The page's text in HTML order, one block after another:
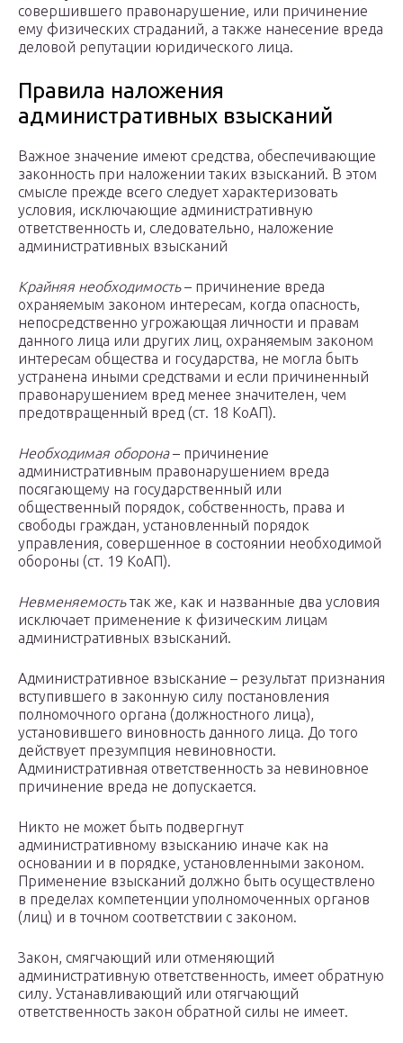
совершившего правонарушение, или причинение
ему физических страданий, а также нанесение вреда
деловой репутации юридического лица.
Правила наложения
административных взысканий
Важное значение имеют средства, обеспечивающие
законность при наложении таких взысканий. В этом
смысле прежде всего следует характеризовать
условия, исключающие административную
ответственность и, следовательно, наложение
административных взысканий
Крайняя необходимость– причинение вреда
охраняемым законом интересам, когда опасность,
непосредственно угрожающая личности и правам
данного лица или других лиц, охраняемым законом
интересам общества и государства, не могла быть
устранена иными средствами и если причиненный
правонарушением вред менее значителен, чем
предотвращенный вред (ст. 18 КоАП).
Необходимая оборона– причинение
административным правонарушением вреда
посягающему на государственный или
общественный порядок, собственность, права и
свободы граждан, установленный порядок
управления, совершенное в состоянии необходимой
обороны (ст. 19 КоАП).
Невменяемостьтак же, как и названные два условия
исключает применение к физическим лицам
административных взысканий.
Административное взыскание – результат признания
вступившего в законную силу постановления
полномочного органа (должностного лица),
установившего виновность данного лица. До того
действует презумпция невиновности.
Административная ответственность за невиновное
причинение вреда не допускается.
Никто не может быть подвергнут
административному взысканию иначе как на
основании и в порядке, установленными законом.
Применение взысканий должно быть осуществлено
в пределах компетенции уполномоченных органов
(лиц) и в точном соответствии с законом.
Закон, смягчающий или отменяющий
административную ответственность, имеет обратную
силу. Устанавливающий или отягчающий
ответственность закон обратной силы не имеет.